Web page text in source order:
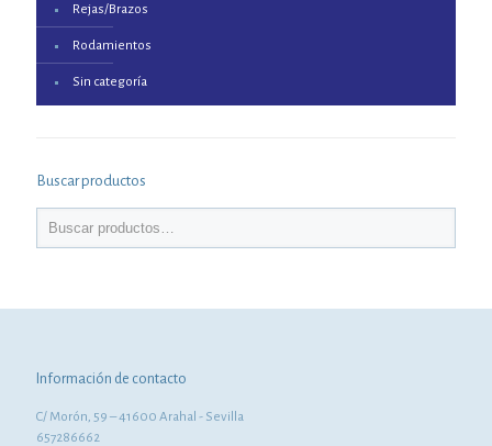
Rejas/Brazos
Rodamientos
Sin categoría
Buscar productos
Información de contacto
C/ Morón, 59 – 41600 Arahal - Sevilla
657286662